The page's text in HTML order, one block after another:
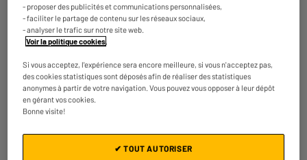
- proposer des publicités et communications personnalisées,
- faciliter le partage de contenu sur les réseaux sociaux,
- analyser le trafic sur notre site web.
Voir la politique cookies.
Si vous acceptez, l'expérience sera encore meilleure, si vous n'acceptez pas,
des cookies statistiques sont déposés afin de réaliser des statistiques
anonymes à partir de votre navigation. Vous pouvez vous opposer à leur dépôt
en gérant vos cookies.
Bonne visite!
✔ TOUT AUTORISER